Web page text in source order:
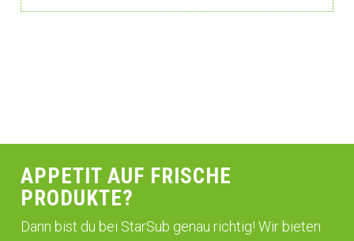
APPETIT AUF FRISCHE
PRODUKTE?
Dann bist du bei StarSub genau richtig! Wir bieten